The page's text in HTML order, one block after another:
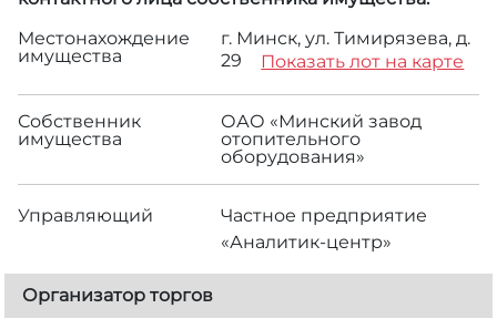
Местонахождение
имущества
г. Минск, ул. Тимирязева, д.
29
Показать лот на карте
Собственник
имущества
ОАО «Минский завод
отопительного
оборудования»
Управляющий
Частное предприятие
«Аналитик-центр»
Организатор торгов